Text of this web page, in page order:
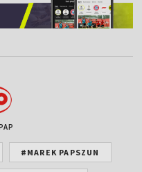
#MAREK PAPSZUN